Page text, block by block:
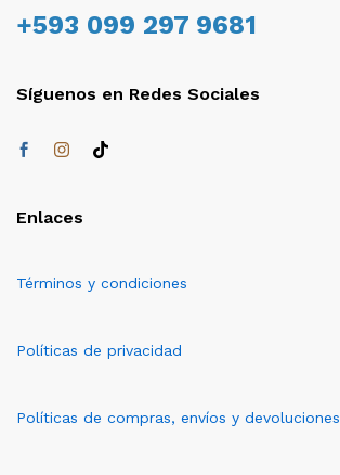
+593 099 297 9681
Síguenos en Redes Sociales
Enlaces
Términos y condiciones
Políticas de privacidad
Políticas de compras, envíos y devoluciones